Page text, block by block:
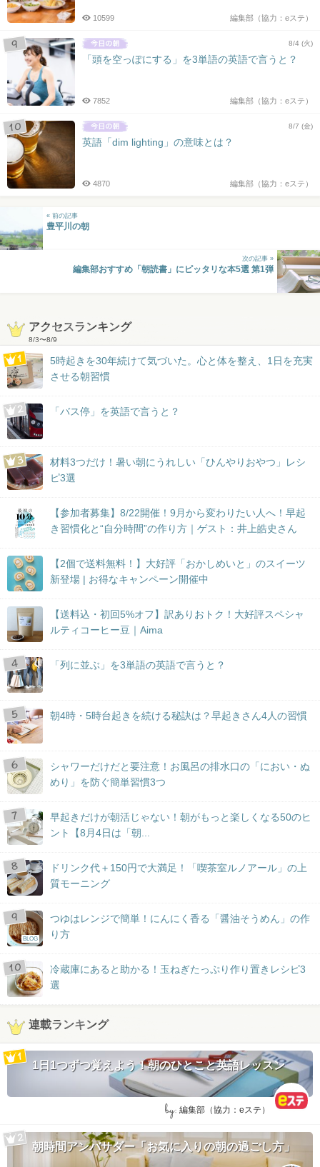
編集部（協力：eステ）
10599
8/4 (火)
「頭を空っぽにする」を3単語の英語で言うと？
編集部（協力：eステ）
7852
8/7 (金)
英語「dim lighting」の意味とは？
編集部（協力：eステ）
4870
« 前の記事
豊平川の朝
次の記事 »
編集部おすすめ「朝読書」にピッタリな本5選 第1弾
アクセスランキング
8/3〜8/9
5時起きを30年続けて気づいた。心と体を整え、1日を充実
させる朝習慣
「バス停」を英語で言うと？
材料3つだけ！暑い朝にうれしい「ひんやりおやつ」レシ
ピ3選
【参加者募集】8/22開催！9月から変わりたい人へ！早起
き習慣化と“自分時間”の作り方｜ゲスト：井上皓史さん
【2個で送料無料！】大好評「おかしめいと」のスイーツ
新登場 | お得なキャンペーン開催中
【送料込・初回5%オフ】訳ありおトク！大好評スペシャ
ルティコーヒー豆｜Aima
「列に並ぶ」を3単語の英語で言うと？
朝4時・5時台起きを続ける秘訣は？早起きさん4人の習慣
シャワーだけだと要注意！お風呂の排水口の「におい・ぬ
めり」を防ぐ簡単習慣3つ
早起きだけが朝活じゃない！朝がもっと楽しくなる50のヒ
ント【8月4日は「朝...
ドリンク代＋150円で大満足！「喫茶室ルノアール」の上
質モーニング
BLOG
つゆはレンジで簡単！にんにく香る「醤油そうめん」の作
り方
冷蔵庫にあると助かる！玉ねぎたっぷり作り置きレシピ3
選
連載ランキング
1日1つずつ覚えよう！朝のひとこと英語レッスン
by: 編集部（協力：eステ）
朝時間アンバサダー「お気に入りの朝の過ごし方」